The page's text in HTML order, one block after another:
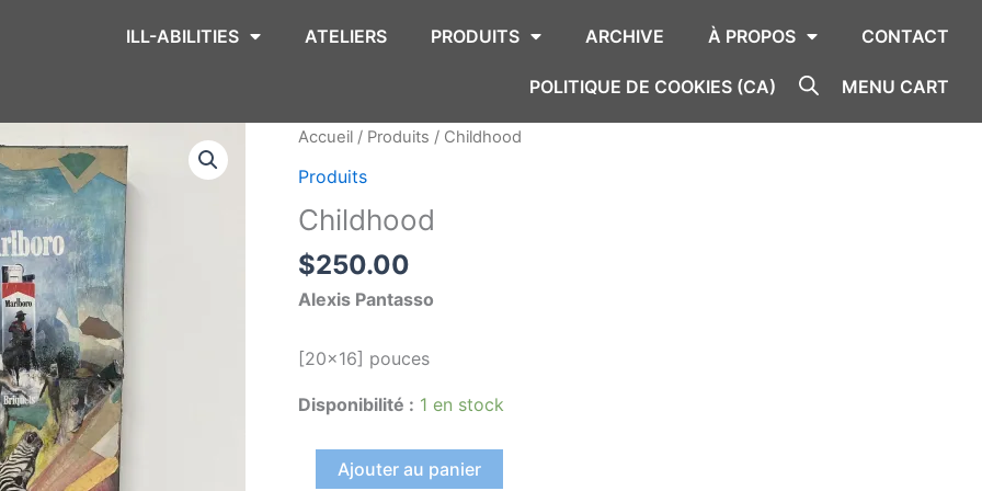
ILL-ABILITIES ATELIERS PRODUITS ARCHIVE À PROPOS CONTACT
POLITIQUE DE COOKIES (CA) MENU CART
Accueil / Produits / Childhood
Produits
Childhood
$250.00
Alexis Pantasso
[20×16] pouces
Disponibilité : 1 en stock
quantité
de
Ajouter au panier